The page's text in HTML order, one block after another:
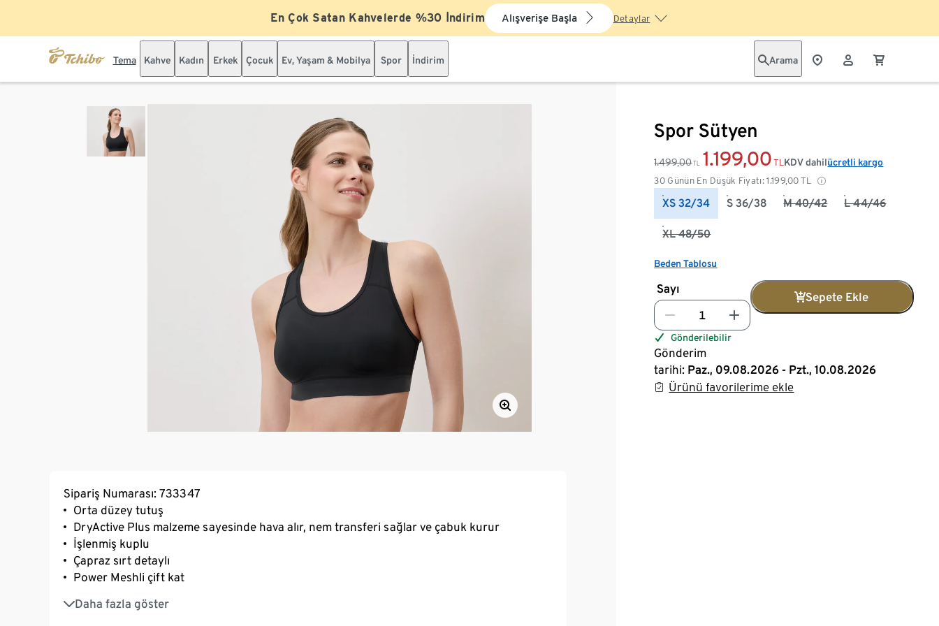
En Çok Satan Kahvelerde %30 İndirim Alışverişe Başla Detaylar
Tema Kahve Kadın Erkek Çocuk Ev, Yaşam & Mobilya Spor İndirim Arama
Spor Sütyen
1.499,00 TL 1.199,00 TL
30 Günün En Düşük Fiyatı: 1.199,00 TL
KDV dahilücretli kargo
XS 32/34 S 36/38 M 40/42 L 44/46
XL 48/50
Beden Tablosu
Sayı
Sepete Ekle
Gönderilebilir
Gönderim
tarihi: Paz., 09.08.2026 - Pzt., 10.08.2026
Ürünü favorilerime ekle
Sipariş Numarası: 733347
Orta düzey tutuş
DryActive Plus malzeme sayesinde hava alır, nem transferi sağlar ve çabuk kurur
İşlenmiş kuplu
Çapraz sırt detaylı
Power Meshli çift kat
Daha fazla göster
Geniş göğüs altı lastiği sayesinde optimum tutuş
Bisiklet yaka